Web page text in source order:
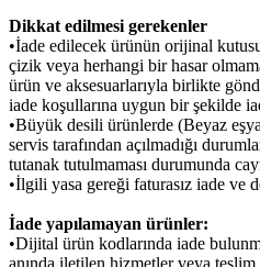
Dikkat edilmesi gerekenler
•İade edilecek ürünün orijinal
çizik veya herhangi bir hasar
ürün ve aksesuarlarıyla birlikte
iade koşullarına uygun bir şekilde
•Büyük desili ürünlerde (Beyaz
servis tarafından açılmadığı
tutanak tutulmaması durumunda
•İlgili yasa gereği faturasız iade ve
İade yapılamayan ürünler:
•Dijital ürün kodlarında iade